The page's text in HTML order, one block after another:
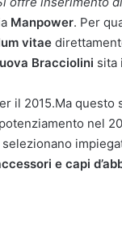
Manpower. Per
vitae
Bracciolini sita
il 2015.Ma questo
nel
e capi